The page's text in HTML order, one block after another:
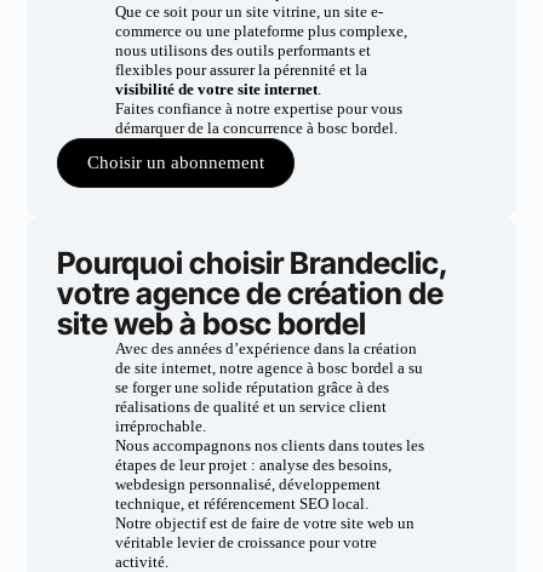
Que ce soit pour un site vitrine, un site e-
commerce ou une plateforme plus complexe,
nous utilisons des outils performants et
flexibles pour assurer la pérennité et la
visibilité de votre site internet.
Faites confiance à notre expertise pour vous
démarquer de la concurrence à bosc bordel.
Choisir un abonnement
Pourquoi choisir Brandeclic,
votre agence de création de
site web à bosc bordel
Avec des années d’expérience dans la création
de site internet, notre agence à bosc bordel a su
se forger une solide réputation grâce à des
réalisations de qualité et un service client
irréprochable.
Nous accompagnons nos clients dans toutes les
étapes de leur projet : analyse des besoins,
webdesign personnalisé, développement
technique, et référencement SEO local.
Notre objectif est de faire de votre site web un
véritable levier de croissance pour votre
activité.